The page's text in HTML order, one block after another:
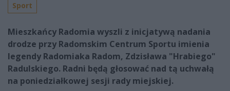
Sport
Mieszkańcy Radomia wyszli z inicjatywą nadania
drodze przy Radomskim Centrum Sportu imienia
legendy Radomiaka Radom, Zdzisława "Hrabiego"
Radulskiego. Radni będą głosować nad tą uchwałą
na poniedziałkowej sesji rady miejskiej.